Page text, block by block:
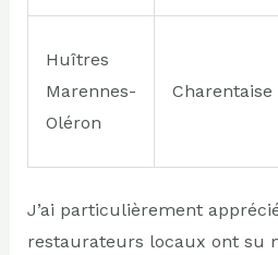
Huîtres
Marennes-
Oléron
Charentaise
J’ai particulièrement
restaurateurs locaux ont su